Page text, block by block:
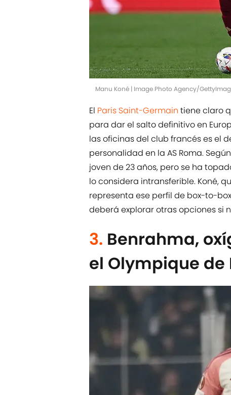
Manu Koné | Image Photo Agency/
El Paris Saint-Germain tiene claro
para dar el salto definitivo en
las oficinas del club francés es el
personalidad en la AS Roma. Según
joven de 23 años, pero se ha
lo considera intransferible. Koné,
representa ese perfil de box-to-
deberá explorar otras opciones si
3. Benrahma,
el Olympique de